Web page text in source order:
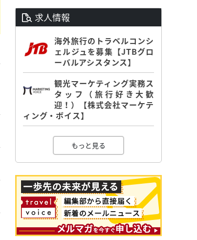
求人情報
海外旅行のトラベルコンシ
ェルジュを募集【JTBグロ
ーバルアシスタンス】
観光マーケティング実務ス
タッフ（旅行好き大歓
迎！）【株式会社マーケテ
ィング・ボイス】
もっと見る